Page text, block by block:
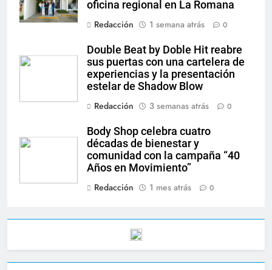
oficina regional en La Romana
Redacción
1 semana atrás 0
Double Beat by Doble Hit reabre
sus puertas con una cartelera de
experiencias y la presentación
estelar de Shadow Blow
Redacción
3 semanas atrás 0
Body Shop celebra cuatro
décadas de bienestar y
comunidad con la campaña “40
Años en Movimiento”
Redacción
1 mes atrás 0